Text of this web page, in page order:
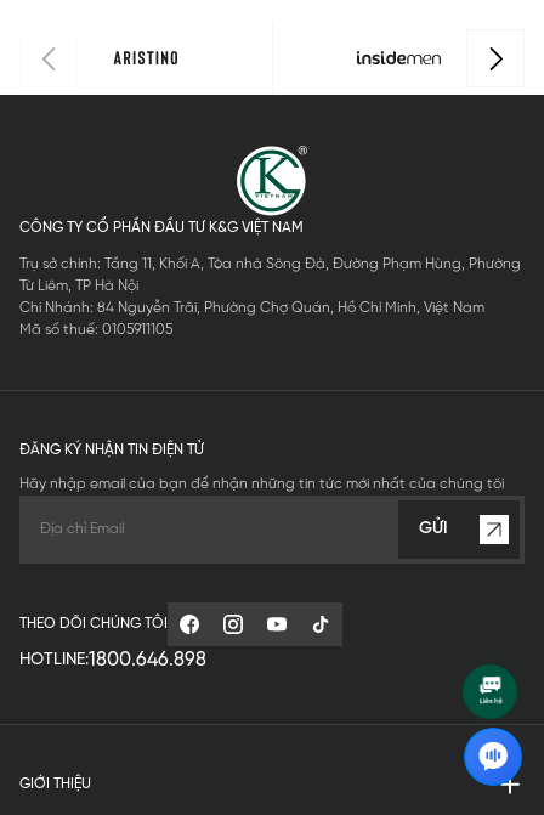
CÔNG TY CỔ PHẦN ĐẦU TƯ K&G VIỆT NAM
Trụ sở chính: Tầng 11, Khối A, Tòa nhà Sông Đà, Đường Phạm Hùng, Phường
Từ Liêm, TP Hà Nội
Chi Nhánh: 84 Nguyễn Trãi, Phường Chợ Quán, Hồ Chí Minh, Việt Nam
Mã số thuế: 0105911105
ĐĂNG KÝ NHẬN TIN ĐIỆN TỬ
Hãy nhập email của bạn để nhận những tin tức mới nhất của chúng tôi
GỬI
THEO DÕI CHÚNG TÔI
HOTLINE:1800.646.898
GIỚI THIỆU